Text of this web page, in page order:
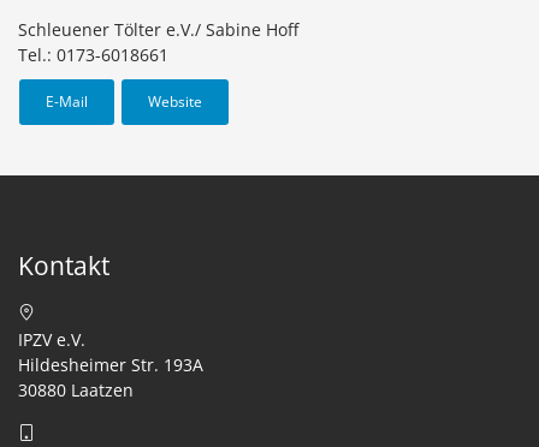
Schleuener Tölter e.V./ Sabine Hoff
Tel.: 0173-6018661
E-Mail Website
Kontakt
IPZV e.V.
Hildesheimer Str. 193A
30880 Laatzen